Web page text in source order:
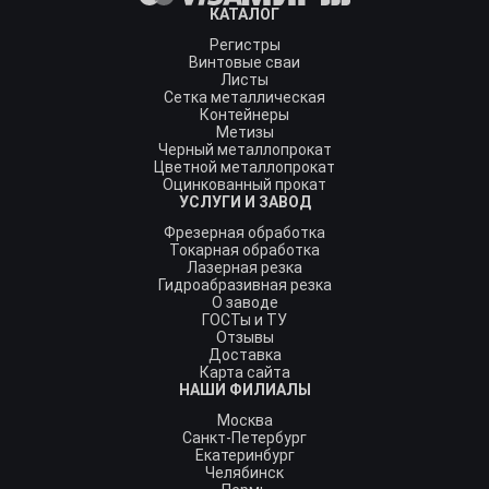
КАТАЛОГ
Регистры
Винтовые сваи
Листы
Сетка металлическая
Контейнеры
Метизы
Черный металлопрокат
Цветной металлопрокат
Оцинкованный прокат
УСЛУГИ И ЗАВОД
Фрезерная обработка
Токарная обработка
Лазерная резка
Гидроабразивная резка
О заводе
ГОСТы и ТУ
Отзывы
Доставка
Карта сайта
НАШИ ФИЛИАЛЫ
Москва
Санкт-Петербург
Екатеринбург
Челябинск